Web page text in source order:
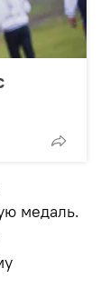
медаль.